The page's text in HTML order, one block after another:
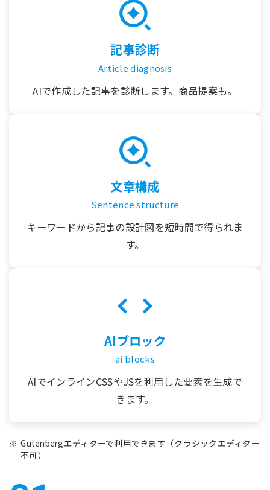
記事診断
Article diagnosis
AIで作成した記事を診断します。商品提案も。
文章構成
Sentence structure
キーワードから記事の設計図を短時間で得られま
す。
AIブロック
ai blocks
AIでインラインCSSやJSを利用した要素を生成で
きます。
Gutenbergエディターで利用できます（クラシックエディター
不可）